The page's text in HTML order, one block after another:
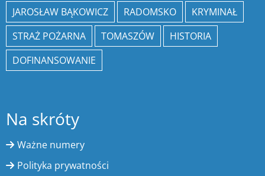
JAROSŁAW BĄKOWICZ
RADOMSKO
KRYMINAŁ
STRAŻ POŻARNA
TOMASZÓW
HISTORIA
DOFINANSOWANIE
Na skróty
Ważne numery
Polityka prywatności